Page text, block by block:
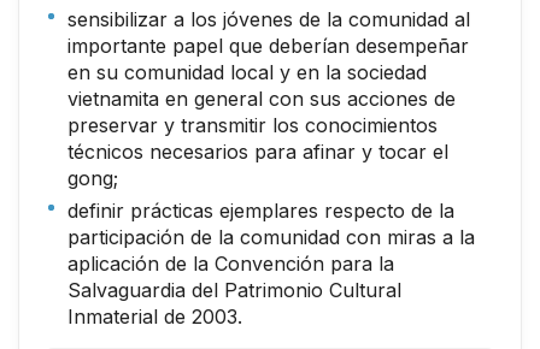
sensibilizar a los jóvenes de la comunidad al
importante papel que deberían desempeñar
en su comunidad local y en la sociedad
vietnamita en general con sus acciones de
preservar y transmitir los conocimientos
técnicos necesarios para afinar y tocar el
gong;
definir prácticas ejemplares respecto de la
participación de la comunidad con miras a la
aplicación de la Convención para la
Salvaguardia del Patrimonio Cultural
Inmaterial de 2003.